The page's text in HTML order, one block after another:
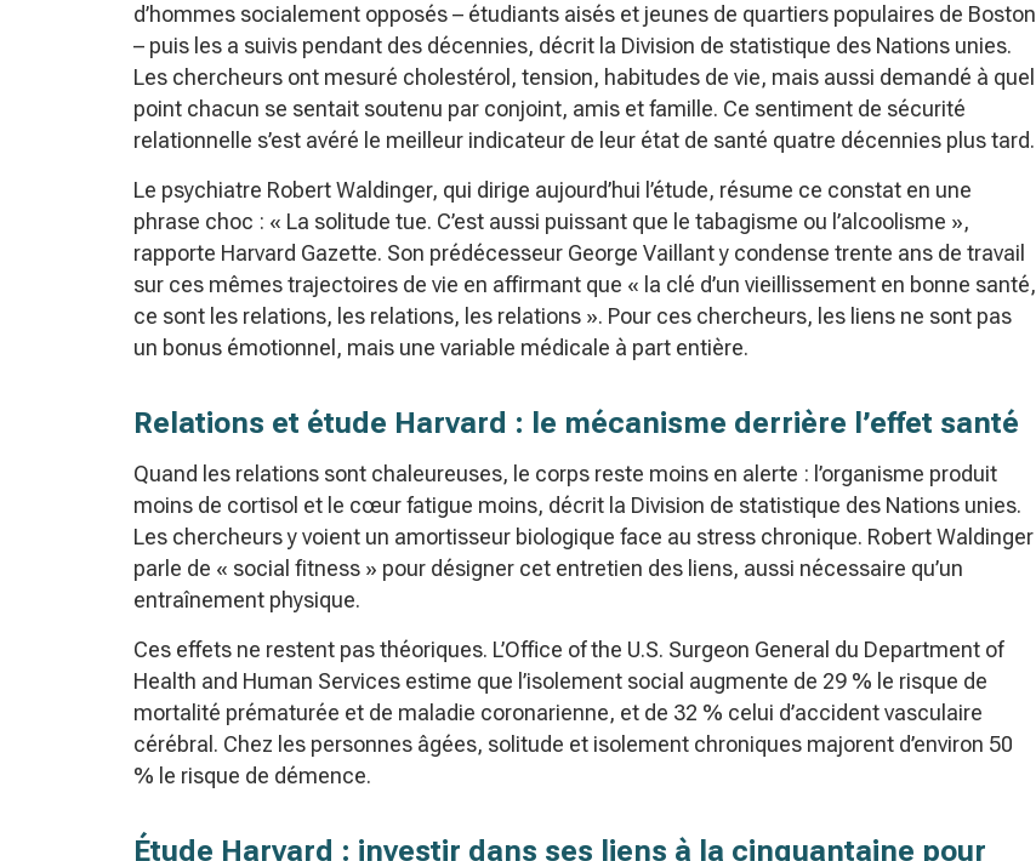
d’hommes socialement opposés – étudiants aisés et jeunes de quartiers populaires de Boston
– puis les a suivis pendant des décennies, décrit la Division de statistique des Nations unies.
Les chercheurs ont mesuré cholestérol, tension, habitudes de vie, mais aussi demandé à quel
point chacun se sentait soutenu par conjoint, amis et famille. Ce sentiment de sécurité
relationnelle s’est avéré le meilleur indicateur de leur état de santé quatre décennies plus tard.
Le psychiatre Robert Waldinger, qui dirige aujourd’hui l’étude, résume ce constat en une
phrase choc : « La solitude tue. C’est aussi puissant que le tabagisme ou l’alcoolisme »,
rapporte Harvard Gazette. Son prédécesseur George Vaillant y condense trente ans de travail
sur ces mêmes trajectoires de vie en affirmant que « la clé d’un vieillissement en bonne santé,
ce sont les relations, les relations, les relations ». Pour ces chercheurs, les liens ne sont pas
un bonus émotionnel, mais une variable médicale à part entière.
Relations et étude Harvard : le mécanisme derrière l’effet santé
Quand les relations sont chaleureuses, le corps reste moins en alerte : l’organisme produit
moins de cortisol et le cœur fatigue moins, décrit la Division de statistique des Nations unies.
Les chercheurs y voient un amortisseur biologique face au stress chronique. Robert Waldinger
parle de « social fitness » pour désigner cet entretien des liens, aussi nécessaire qu’un
entraînement physique.
Ces effets ne restent pas théoriques. L’Office of the U.S. Surgeon General du Department of
Health and Human Services estime que l’isolement social augmente de 29 % le risque de
mortalité prématurée et de maladie coronarienne, et de 32 % celui d’accident vasculaire
cérébral. Chez les personnes âgées, solitude et isolement chroniques majorent d’environ 50
% le risque de démence.
Étude Harvard : investir dans ses liens à la cinquantaine pour